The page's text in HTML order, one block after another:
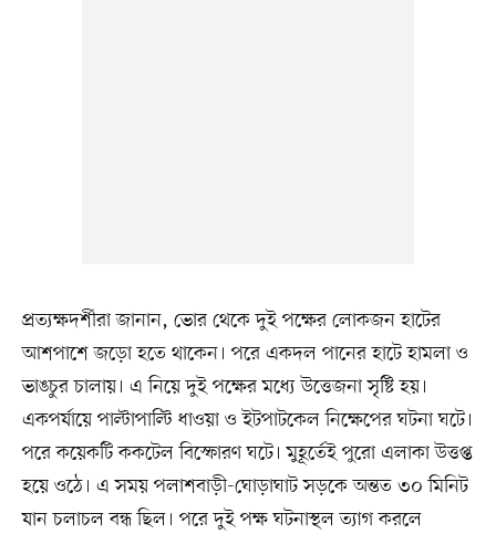
প্রত্যক্ষদর্শীরা জানান, ভোর থেকে দুই পক্ষের লোকজন হাটের
আশপাশে জড়ো হতে থাকেন। পরে একদল পানের হাটে হামলা ও
ভাঙচুর চালায়। এ নিয়ে দুই পক্ষের মধ্যে উত্তেজনা সৃষ্টি হয়।
একপর্যায়ে পাল্টাপাল্টি ধাওয়া ও ইটপাটকেল নিক্ষেপের ঘটনা ঘটে।
পরে কয়েকটি ককটেল বিস্ফোরণ ঘটে। মুহূর্তেই পুরো এলাকা উত্তপ্ত
হয়ে ওঠে। এ সময় পলাশবাড়ী-ঘোড়াঘাট সড়কে অন্তত ৩০ মিনিট
যান চলাচল বন্ধ ছিল। পরে দুই পক্ষ ঘটনাস্থল ত্যাগ করলে